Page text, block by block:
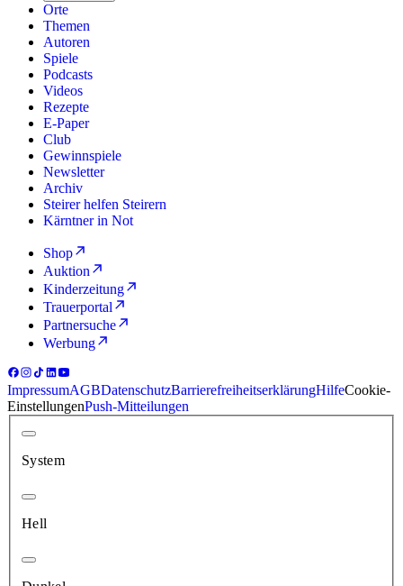
Orte
Themen
Autoren
Spiele
Podcasts
Videos
Rezepte
E-Paper
Club
Gewinnspiele
Newsletter
Archiv
Steirer helfen Steirern
Kärntner in Not
Shop
Auktion
Kinderzeitung
Trauerportal
Partnersuche
Werbung
ImpressumAGBDatenschutzBarrierefreiheitserklärungHilfeCookie-
EinstellungenPush-Mitteilungen
System
Hell